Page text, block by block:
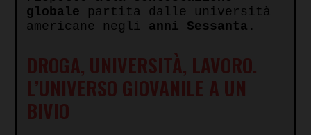
globale partita dalle università
americane negli anni Sessanta .
DROGA, UNIVERSITÀ, LAVORO.
L’UNIVERSO GIOVANILE A UN
BIVIO